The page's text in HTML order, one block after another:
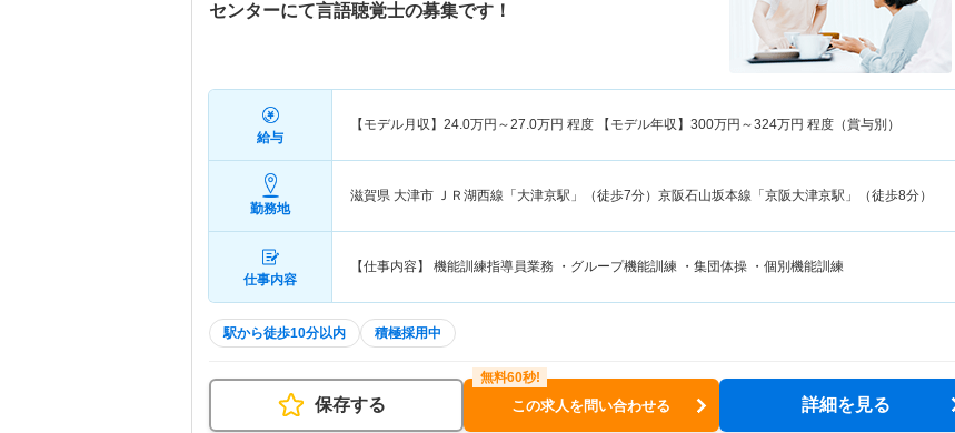
センターにて言語聴覚士の募集です！
給与
【モデル月収】 24.0万円～27.0万円 程度 【モデル年収】 300万円～324万円 程度（賞与別）
勤務地
滋賀県 大津市 ＪＲ湖西線「大津京駅」（徒歩7分）京阪石山坂本線「京阪大津京駅」（徒歩8分）
仕事内容
【仕事内容】 機能訓練指導員業務 ・グループ機能訓練 ・集団体操 ・個別機能訓練
駅から徒歩10分以内 積極採用中
保存する この求人を問い合わせる 詳細を見る